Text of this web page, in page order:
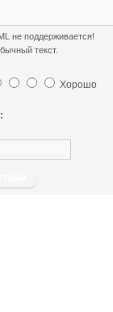
не поддерживается!
текст.
Хорошо